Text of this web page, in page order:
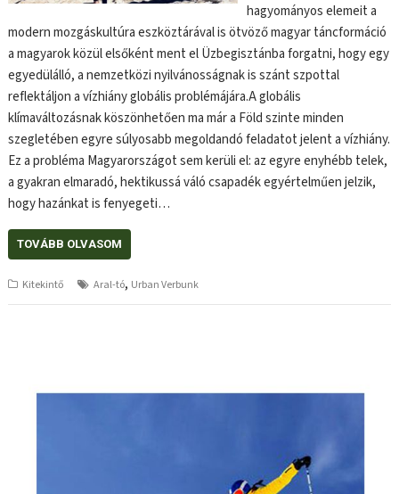
hagyományos elemeit a
modern mozgáskultúra eszköztárával is ötvöző magyar táncformáció
a magyarok közül elsőként ment el Üzbegisztánba forgatni, hogy egy
egyedülálló, a nemzetközi nyilvánosságnak is szánt szpottal
reflektáljon a vízhiány globális problémájára.A globális
klímaváltozásnak köszönhetően ma már a Föld szinte minden
szegletében egyre súlyosabb megoldandó feladatot jelent a vízhiány.
Ez a probléma Magyarországot sem kerüli el: az egyre enyhébb telek,
a gyakran elmaradó, hektikussá váló csapadék egyértelműen jelzik,
hogy hazánkat is fenyegeti…
TOVÁBB OLVASOM
Kitekintő Aral-tó, Urban Verbunk